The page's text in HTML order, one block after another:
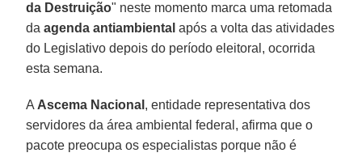
da Destruição" neste momento marca uma retomada
daagenda antiambiental após a volta das atividades
do Legislativo depois do período eleitoral, ocorrida
esta semana.
A Ascema Nacional , entidade representativa dos
servidores da área ambiental federal, afirma que o
pacote preocupa os especialistas porque não é